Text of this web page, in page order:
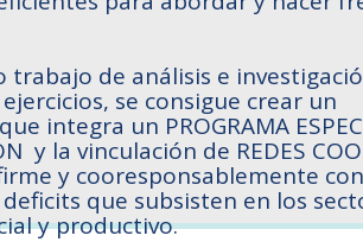
trabajo de análisis e
se consigue crear un
integra un PROGRAMA
y la vinculación de REDES
y cooresponsablemente
que subsisten en los
y productivo.